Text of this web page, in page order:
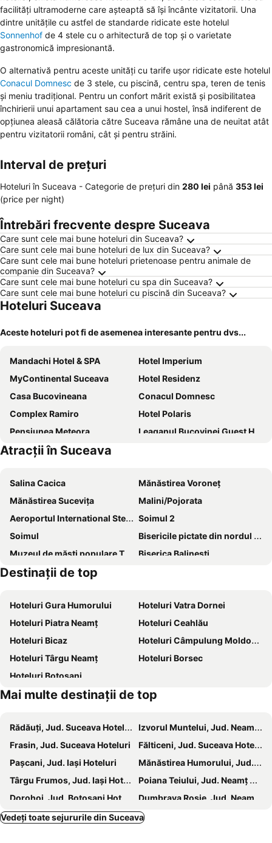
facilități ultramoderne care așteaptă să își încânte vizitatorii. Una
dintre unitățile cu astfel de standarde ridicate este hotelul
Sonnenhof de 4 stele cu o arhitectură de top și o varietate
gastronomică impresionantă.
O alternativă pentru aceste unități cu tarife ușor ridicate este hotelul
Conacul Domnesc de 3 stele, cu piscină, centru spa, teren de tenis
și meniu tradițional. Pentru un confort mărit există și posibilitatea
închirierii unui apartament sau cea a unui hostel, însă indiferent de
opțiunea aleasă călătoria către Suceava rămâne una de neuitat atât
pentru vizitatorii români, cât și pentru străini.
Interval de prețuri
Hoteluri în Suceava - Categorie de preţuri din ‎280 lei până ‎353 lei
(price per night)
Întrebări frecvente despre Suceava
Care sunt cele mai bune hoteluri din Suceava?
Care sunt cele mai bune hoteluri de lux din Suceava?
Care sunt cele mai bune hoteluri prietenoase pentru animale de
companie din Suceava?
Care sunt cele mai bune hoteluri cu spa din Suceava?
Care sunt cele mai bune hoteluri cu piscină din Suceava?
Hoteluri Suceava
Aceste hoteluri pot fi de asemenea interesante pentru dvs...
Mandachi Hotel & SPA
Hotel Imperium
MyContinental Suceava
Hotel Residenz
Casa Bucovineana
Conacul Domnesc
Complex Ramiro
Hotel Polaris
Pensiunea Meteora
Leaganul Bucovinei Guest House
Provence Suceava
Hotel Bucovina
PRESTIGE PLAZA
Santa Fe
Hotel Casa de Piatra
Daily Plaza Hotel
Chalet by Provence Suceava
Hotel Gloria
Classic
BiCom
Hotel Caprioara
Socim
Atracții în Suceava
Salina Cacica
Mănăstirea Voroneț
Mănăstirea Suceviţa
Malini/Pojorata
Aeroportul International Stefan cel Mare
Soimul 2
Soimul
Bisericile pictate din nordul Moldovei
Muzeul de măști populare Țugui Gheorghe
Biserica Balinesti
Casa Memorială George Enescu
Destinaţii de top
Hoteluri Gura Humorului
Hoteluri Vatra Dornei
Hoteluri Piatra Neamț
Hoteluri Ceahlău
Hoteluri Bicaz
Hoteluri Câmpulung Moldovenesc
Hoteluri Târgu Neamţ
Hoteluri Borsec
Hoteluri Botoșani
Mai multe destinații de top
Rădăuţi, Jud. Suceava Hoteluri
Izvorul Muntelui, Jud. Neamț Hoteluri
Frasin, Jud. Suceava Hoteluri
Fălticeni, Jud. Suceava Hoteluri
Paşcani, Jud. Iași Hoteluri
Mănăstirea Humorului, Jud. Suceava Hoteluri
Târgu Frumos, Jud. Iași Hoteluri
Poiana Teiului, Jud. Neamț Hoteluri
Dorohoi, Jud. Botoșani Hoteluri
Dumbrava Roșie, Jud. Neamț Hoteluri
Broşteni, Jud. Suceava Hoteluri
Răucești, Jud. Neamț Hoteluri
Vedeți toate sejururile din Suceava